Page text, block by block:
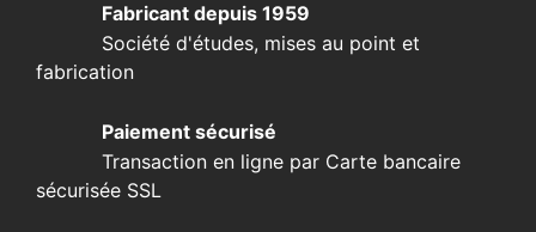
Fabricant depuis 1959
Société d'études, mises au point et
fabrication
Paiement sécurisé
Transaction en ligne par Carte bancaire
sécurisée SSL